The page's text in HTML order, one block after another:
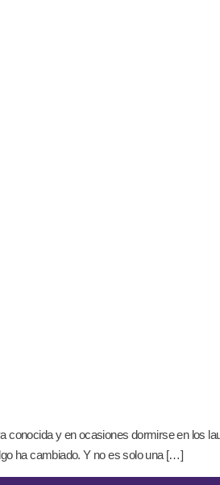
y en ocasiones dormirse en los
ha cambiado. Y no es solo una […]